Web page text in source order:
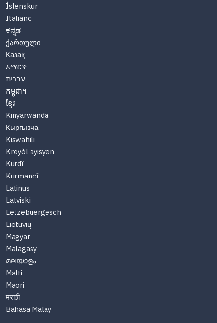
Íslenskur
Italiano
ಕನ್ನಡ
ქართული
Казақ
አማርኛ
עִברִית
កម្ពុជា។
ខ្មែរ
Kinyarwanda
Кыргызча
Kiswahili
Kreyòl ayisyen
Kurdî
Kurmancî
Latinus
Latviski
Lëtzebuergesch
Lietuvių
Magyar
Malagasy
മലയാളം
Malti
Maori
मराठी
Bahasa Malay